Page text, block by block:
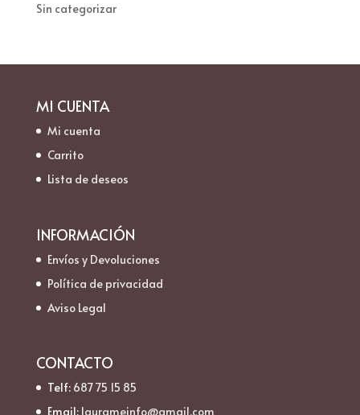
Sin categorizar
MI CUENTA
Mi cuenta
Carrito
Lista de deseos
INFORMACIÓN
Envíos y Devoluciones
Política de privacidad
Aviso Legal
CONTACTO
Telf: 687 75 15 85
Email: laurameinfo@gmail.com